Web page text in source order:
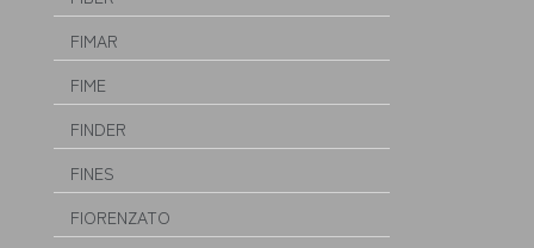
FIMAR
FIME
FINDER
FINES
FIORENZATO